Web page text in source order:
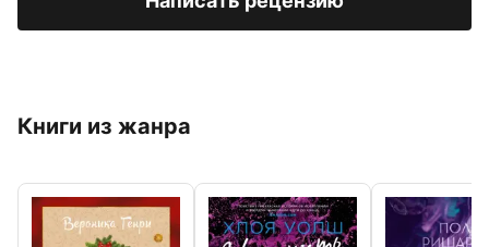
Книги из жанра